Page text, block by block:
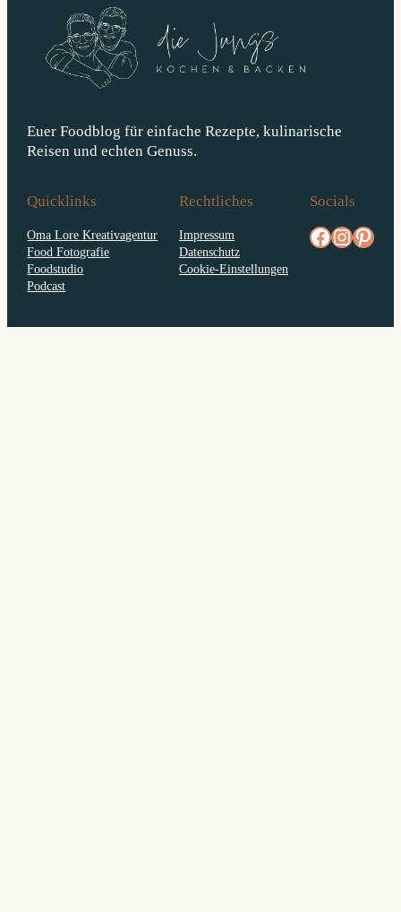
Euer Foodblog für einfache Rezepte, kulinarische
Reisen und echten Genuss.
Quicklinks
Oma Lore Kreativagentur
Food Fotografie
Foodstudio
Podcast
Rechtliches
Impressum
Datenschutz
Cookie-Einstellungen
Socials
facebook.com/diejungskochenundbacken Instagrampinterest.com/diejungs